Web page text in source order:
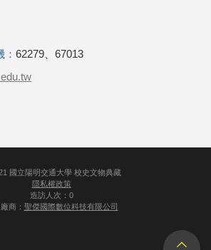
： 62279、67013
國立陽明交通大學 校史文物典藏
隱私權政策
造訪人次：0
商： 聖傑國際數位科技有限公司